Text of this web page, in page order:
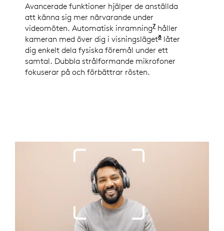
Avancerade funktioner hjälper de anställda
att känna sig mer närvarande under
videomöten. Automatisk inramning7 Aktiverad med
håller
kameran med över dig i visningsläget8 Aktiverad med
låter
dig enkelt dela fysiska föremål under ett
samtal. Dubbla strålformande mikrofoner
fokuserar på och förbättrar rösten.